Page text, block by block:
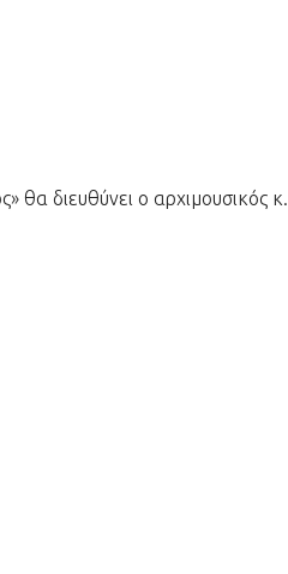
θα διευθύνει ο αρχιμουσικός κ.